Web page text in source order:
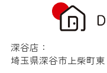
深谷店：
埼玉県深谷市上柴町東